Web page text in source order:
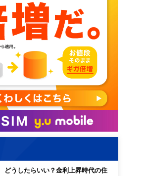
どうしたらいい？金利上昇時代の住